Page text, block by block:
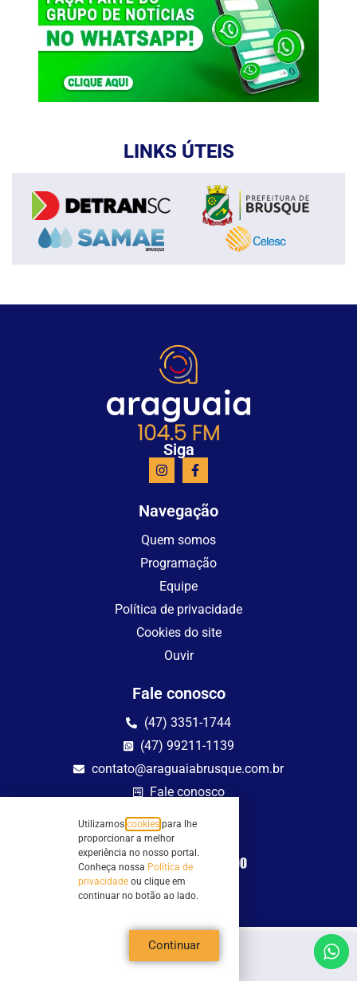
LINKS ÚTEIS
Siga
Navegação
Quem somos
Programação
Equipe
Política de privacidade
Cookies do site
Ouvir
Fale conosco
(47) 3351-1744
(47) 99211-1139
contato@araguaiabrusque.com.br
Fale conosco
Site seguro
Todos os direitos reservados - Sociedade Rádio Araguaia de Brusque Ltda -
CNPJ 82.983.230/0001-82
Utilizamos cookies para lhe
proporcionar a melhor
experiência no nosso portal.
Conheça nossa Política de
privacidade ou clique em
continuar no botão ao lado.
Continuar